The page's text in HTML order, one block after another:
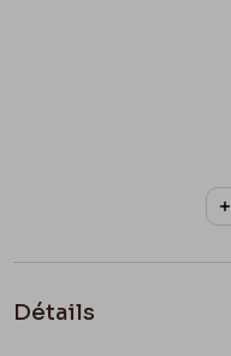
Détails